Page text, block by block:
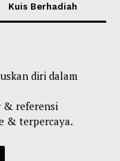
Kuis Berhadiah
diri dalam
& referensi
& terpercaya.